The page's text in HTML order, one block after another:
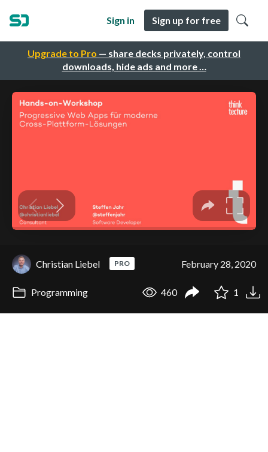
Upgrade to Pro — share decks privately, control
downloads, hide ads and more …
Sign in Sign up for free
Christian Liebel PRO February 28, 2020
Programming 460 1